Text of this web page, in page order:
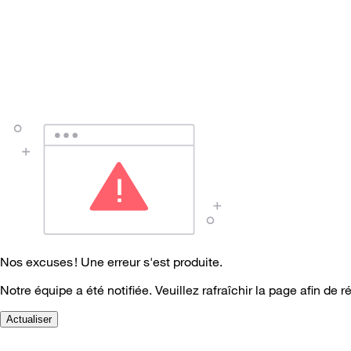
Nos excuses ! Une erreur s'est produite.
Notre équipe a été notifiée. Veuillez rafraîchir la page afin de
Actualiser